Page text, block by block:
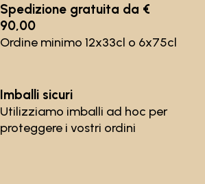
Spedizione gratuita da €
90,00
Ordine minimo 12x33cl o 6x75cl
Imballi sicuri
Utilizziamo imballi ad hoc per
proteggere i vostri ordini